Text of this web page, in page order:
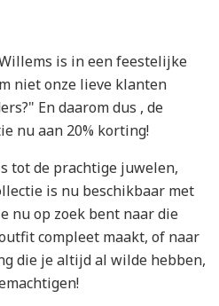
is in een feestelijke
niet onze lieve klanten
En daarom dus , de
nu aan 20% korting!
tot de prachtige juwelen,
is nu beschikbaar met
nu op zoek bent naar die
compleet maakt, of naar
die je altijd al wilde hebben,